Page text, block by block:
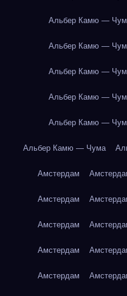
Альбер Камю —
Альбер Камю —
Альбер Камю —
Альбер Камю —
Альбер Камю —
Альбер Камю — Чума
Амстердам
Амстердам
Амстердам
Амстердам
Амстердам